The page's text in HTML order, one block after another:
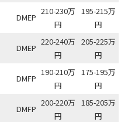
DMEP
210-230万
円
195-215万
円
DMEP
220-240万
円
205-225万
円
DMFP
190-210万
円
175-195万
円
DMFP
200-220万
円
185-205万
円